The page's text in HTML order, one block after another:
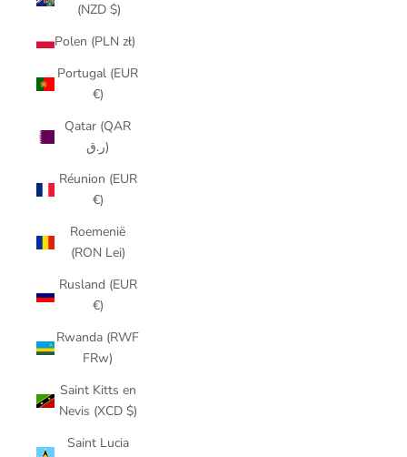
(NZD $)
Polen (PLN zł)
Portugal (EUR
€)
Qatar (QAR
ر.ق)
Réunion (EUR
€)
Roemenië
(RON Lei)
Rusland (EUR
€)
Rwanda (RWF
FRw)
Saint Kitts en
Nevis (XCD $)
Saint Lucia